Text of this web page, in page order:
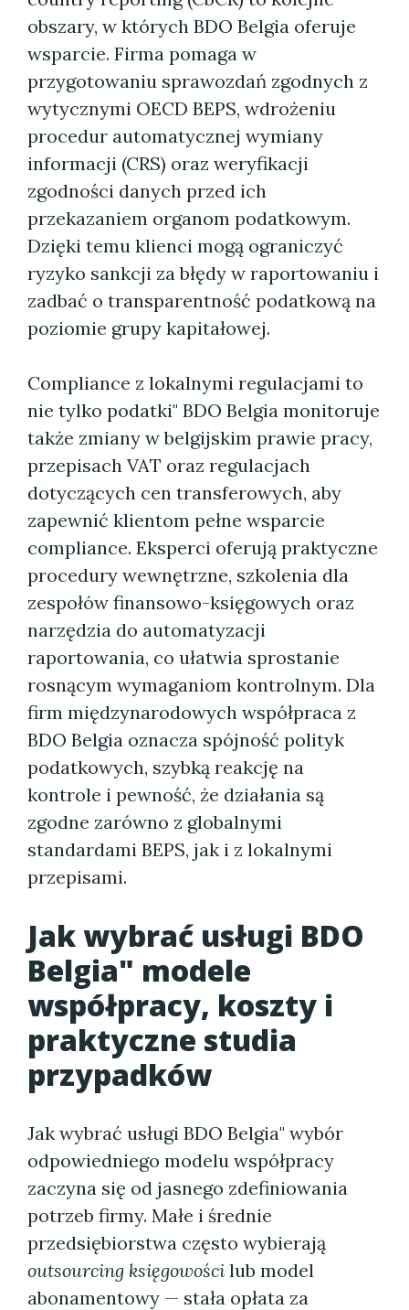
obszary, w których BDO Belgia oferuje
wsparcie. Firma pomaga w
przygotowaniu sprawozdań zgodnych z
wytycznymi OECD BEPS, wdrożeniu
procedur automatycznej wymiany
informacji (CRS) oraz weryfikacji
zgodności danych przed ich
przekazaniem organom podatkowym.
Dzięki temu klienci mogą ograniczyć
ryzyko sankcji za błędy w raportowaniu i
zadbać o transparentność podatkową na
poziomie grupy kapitałowej.
Compliance z lokalnymi regulacjami to
nie tylko podatki" BDO Belgia monitoruje
także zmiany w belgijskim prawie pracy,
przepisach VAT oraz regulacjach
dotyczących cen transferowych, aby
zapewnić klientom pełne wsparcie
compliance. Eksperci oferują praktyczne
procedury wewnętrzne, szkolenia dla
zespołów finansowo-księgowych oraz
narzędzia do automatyzacji
raportowania, co ułatwia sprostanie
rosnącym wymaganiom kontrolnym. Dla
firm międzynarodowych współpraca z
BDO Belgia oznacza spójność polityk
podatkowych, szybką reakcję na
kontrole i pewność, że działania są
zgodne zarówno z globalnymi
standardami BEPS, jak i z lokalnymi
przepisami.
Jak wybrać usługi BDO
Belgia" modele
współpracy, koszty i
praktyczne studia
przypadków
Jak wybrać usługi BDO Belgia" wybór
odpowiedniego modelu współpracy
zaczyna się od jasnego zdefiniowania
potrzeb firmy. Małe i średnie
przedsiębiorstwa często wybierają
outsourcing księgowości lub model
abonamentowy — stała opłata za